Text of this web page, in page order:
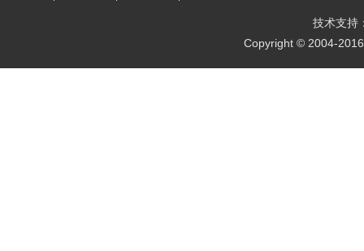
Copyright © 2004-
技术支持